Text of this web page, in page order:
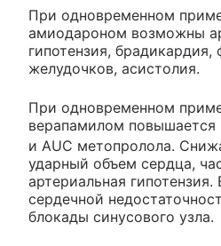
При одновременном
амиодароном возможны
гипотензия, брадикардия,
желудочков, асистолия.
При одновременном
верапамилом повышается
и AUC метопролола.
ударный объем сердца,
артериальная
сердечной
блокады синусового узла.